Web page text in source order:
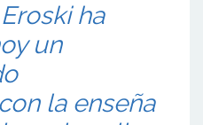
ha
un
la enseña